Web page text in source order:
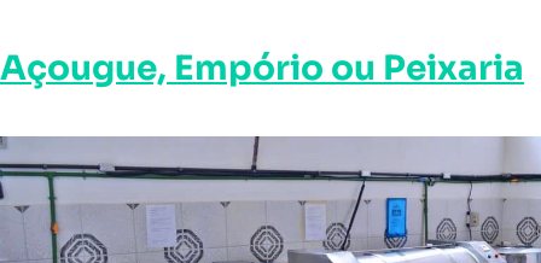
Açougue, Empório ou Peixaria